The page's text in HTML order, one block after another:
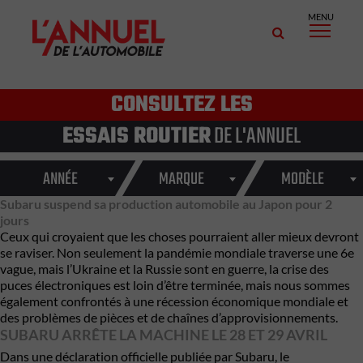
MENU
CONSULTEZ LES
ESSAIS ROUTIERDE L'ANNUEL
ANNÉE MARQUE MODÈLE
Subaru suspend sa production automobile au Japon pour 2
jours
Ceux qui croyaient que les choses pourraient aller mieux devront
se raviser. Non seulement la pandémie mondiale traverse une 6e
vague, mais l’Ukraine et la Russie sont en guerre, la crise des
puces électroniques est loin d’être terminée, mais nous sommes
également confrontés à une récession économique mondiale et
des problèmes de pièces et de chaînes d’approvisionnements.
SUBARU ARRÊTE LA MACHINE LE 28 ET 29 AVRIL
Dans une déclaration officielle publiée par Subaru, le